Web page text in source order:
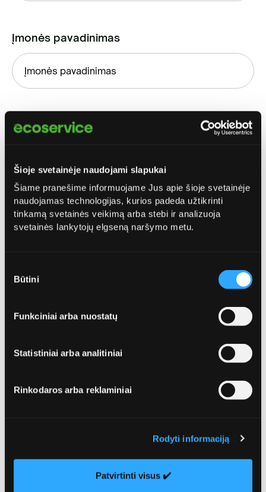
Šioje svetainėje naudojami slapukai
Šiame pranešime informuojame Jus apie šioje svetainėje
naudojamas technologijas, kurios padeda užtikrinti
tinkamą svetainės veikimą arba stebi ir analizuoja
svetainės lankytojų elgseną naršymo metu.
pasirinkimas
Būtini
Funkciniai arba nuostatų
Statistiniai arba analitiniai
Rinkodaros arba reklaminiai
Rodyti informaciją
Patvirtinti visus ✔️
Įmonės pavadinimas
Telefonas*
El. paštas*
Papildomos paslaugos